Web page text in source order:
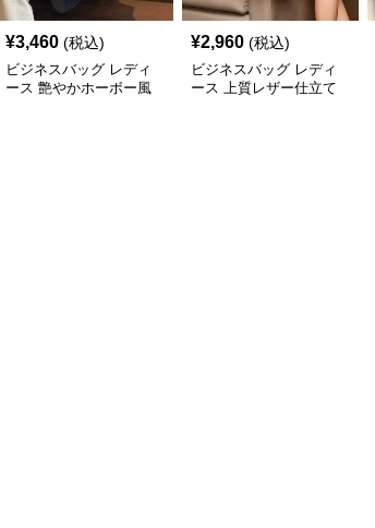
¥3,460 (税込)
ビジネスバッグ レディ
ース 艶やかホーボー風
¥2,960 (税込)
ビジネスバッグ レディ
ース 上質レザー仕立て